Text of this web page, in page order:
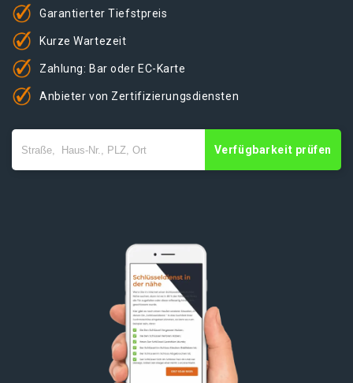
Garantierter Tiefstpreis
Kurze Wartezeit
Zahlung: Bar oder EC-Karte
Anbieter von Zertifizierungsdiensten
Verfügbarkeit prüfen